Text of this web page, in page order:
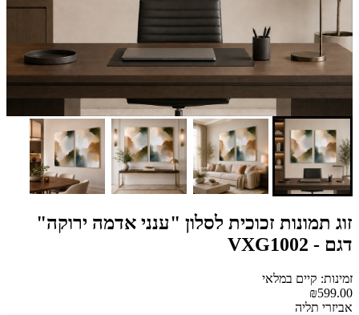
זוג תמונות זכוכית לסלון "ענני אדמה ירוקה"
דגם - VXG1002
זמינות: קיים במלאי
₪599.00
אביזרי תליה